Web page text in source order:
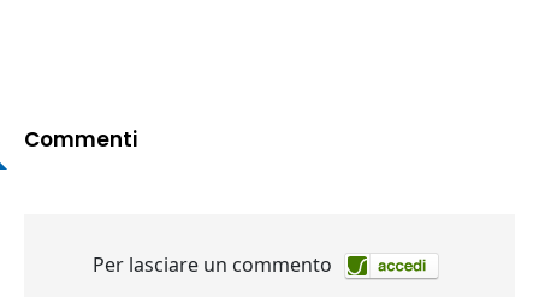
Commenti